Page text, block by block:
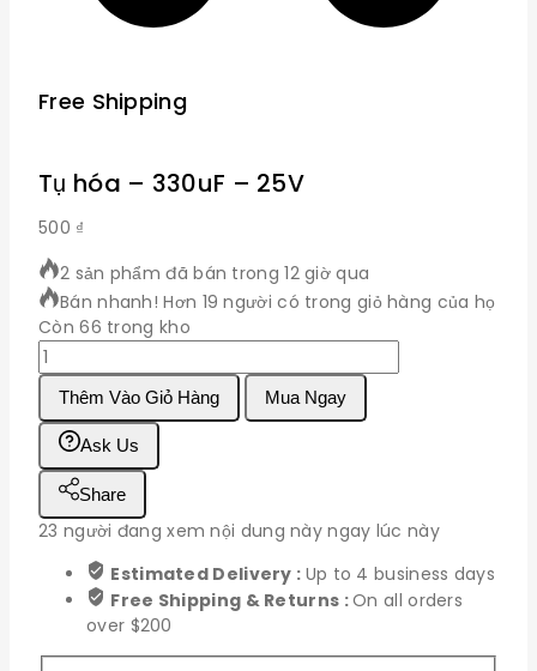
Free Shipping
Tụ hóa – 330uF – 25V
500 ₫
2 sản phẩm đã bán trong 12 giờ qua
Bán nhanh! Hơn 19 người có trong giỏ hàng của họ
Còn 66 trong kho
Tụ
hóa
330uF
25V
lượng
Thêm Vào Giỏ Hàng Mua Ngay
Ask Us
Share
23 người đang xem nội dung này ngay lúc này
Estimated Delivery : Up to 4 business days
Free Shipping & Returns :On all orders
over $200